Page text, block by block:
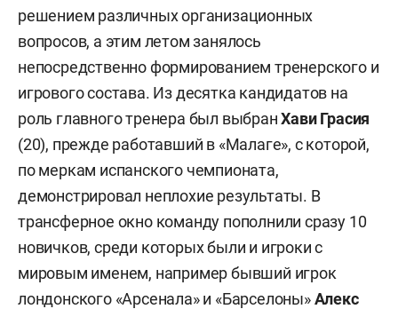
решением различных организационных
вопросов, а этим летом занялось
непосредственно формированием тренерского и
игрового состава. Из десятка кандидатов на
роль главного тренера был выбранХави Грасия
(20), прежде работавший в «Малаге», с которой,
по меркам испанского чемпионата,
демонстрировал неплохие результаты. В
трансферное окно команду пополнили сразу 10
новичков, среди которых были и игроки с
мировым именем, например бывший игрок
лондонского «Арсенала» и «Барселоны»Алекс